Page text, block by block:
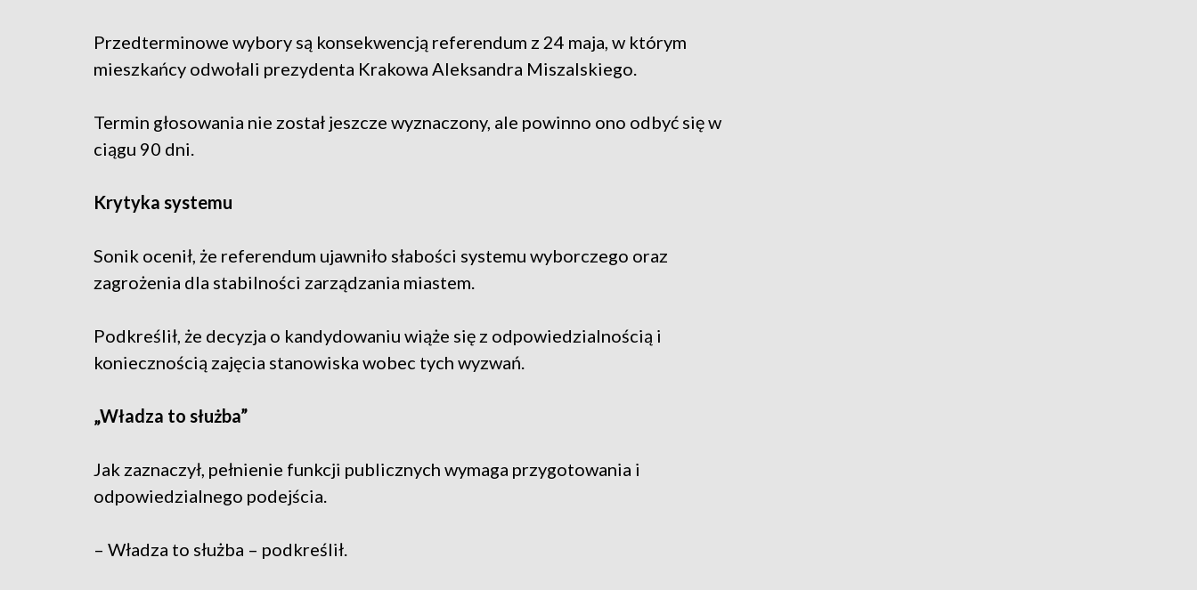
Przedterminowe wybory są konsekwencją referendum z 24 maja, w którym
mieszkańcy odwołali prezydenta Krakowa Aleksandra Miszalskiego.
Termin głosowania nie został jeszcze wyznaczony, ale powinno ono odbyć się w
ciągu 90 dni.
Krytyka systemu
Sonik ocenił, że referendum ujawniło słabości systemu wyborczego oraz
zagrożenia dla stabilności zarządzania miastem.
Podkreślił, że decyzja o kandydowaniu wiąże się z odpowiedzialnością i
koniecznością zajęcia stanowiska wobec tych wyzwań.
„Władza to służba”
Jak zaznaczył, pełnienie funkcji publicznych wymaga przygotowania i
odpowiedzialnego podejścia.
– Władza to służba – podkreślił.